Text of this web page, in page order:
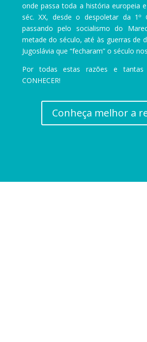
onde passa toda a história europeia
séc. XX, desde o despoletar da 1º
passando pelo socialismo do
metade do século, até às guerras de
Jugoslávia que “fecharam” o século
Por todas estas razões e tantas
CONHECER!
Conheça melhor a